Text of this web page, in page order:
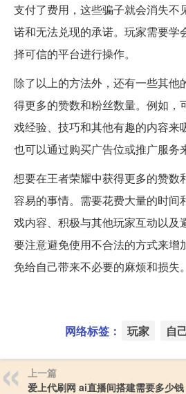
支付了费用，这些骗子就会消失不
诺和无法兑现的承诺。玩家需要学
择可信的平台进行操作。
除了以上的方法外，还有一些其他
得更多的赞数和粉丝数量。例如，
戏经验、技巧和其他有趣的内容来
也可以通过购买广告位或推广服务
想要在王者荣耀中获得更多的赞数
容易的事情。需要花费大量的时间
戏内容、积极与其他玩家互动以及
要注意避免使用不合法的方式来增
免给自己带来不必要的麻烦和损失。
网络标签： 玩家 自
上一篇
爱上代刷网 ai直播间搭建需要多少钱